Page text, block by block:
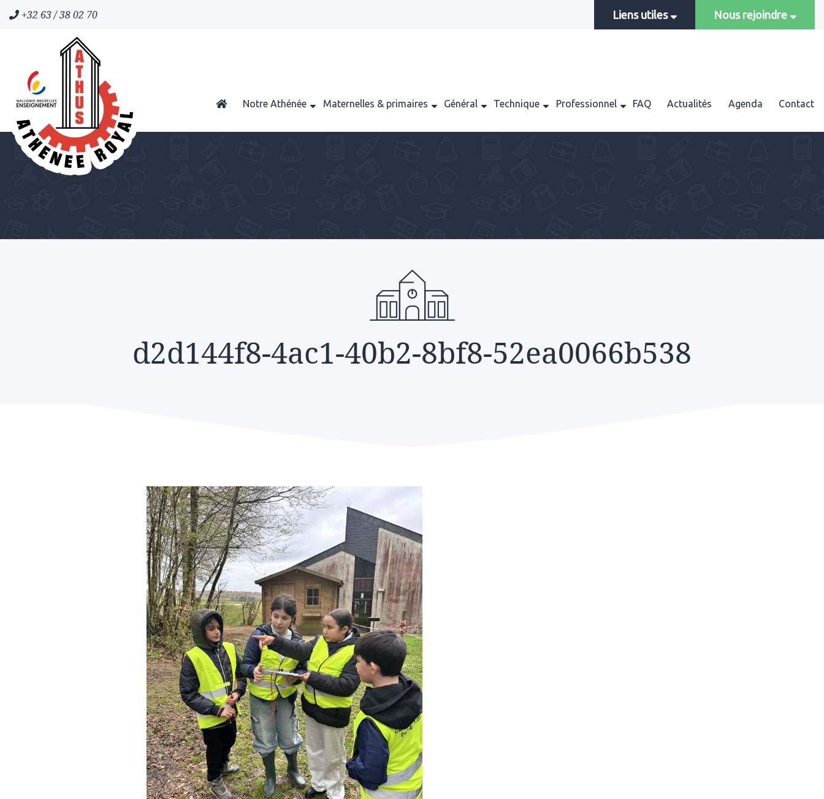
+32 63 / 38 02 70 Liens utiles Nous rejoindre
Notre Athénée Maternelles & primaires Général Technique Professionnel FAQ Actualités Agenda Contact
d2d144f8-4ac1-40b2-8bf8-52ea0066b538